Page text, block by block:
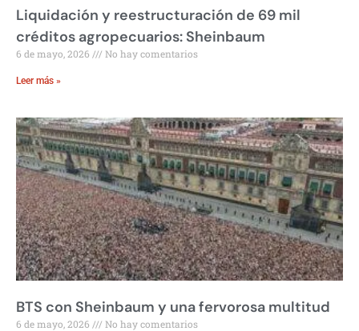
Liquidación y reestructuración de 69 mil
créditos agropecuarios: Sheinbaum
6 de mayo, 2026 No hay comentarios
Leer más »
BTS con Sheinbaum y una fervorosa multitud
6 de mayo, 2026 No hay comentarios